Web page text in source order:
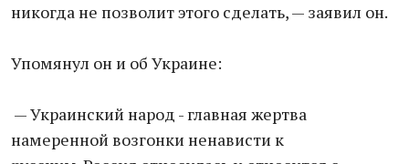
никогда не позволит этого сделать, — заявил он.
Упомянул он и об Украине:
— Украинский народ - главная жертва
намеренной возгонки ненависти к